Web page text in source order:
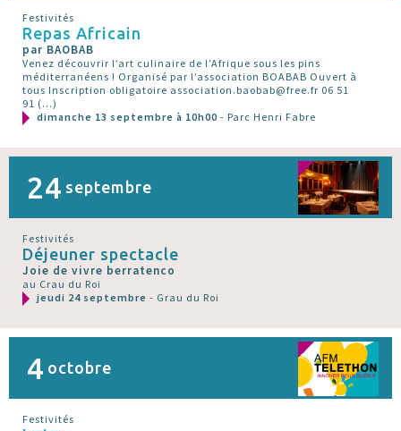
Festivités
Repas Africain
par BAOBAB
Venez découvrir l’art culinaire de l’Afrique sous les pins
méditerranéens ! Organisé par l’association BOABAB Ouvert à
tous Inscription obligatoire association.baobab@free.fr 06 51
91 (…)
dimanche 13 septembre à 10h00 - Parc Henri Fabre
24 septembre
Festivités
Déjeuner spectacle
Joie de vivre berratenco
au Crau du Roi
jeudi 24 septembre - Grau du Roi
4 octobre
Festivités